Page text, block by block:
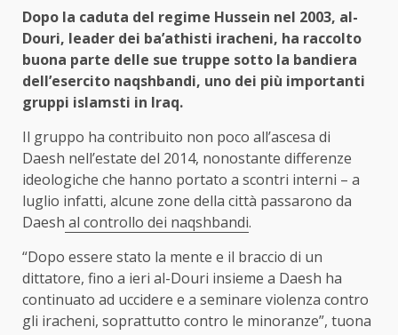
Dopo la caduta del regime Hussein nel 2003, al-
Douri, leader dei ba’athisti iracheni, ha raccolto
buona parte delle sue truppe sotto la bandiera
dell’esercito naqshbandi, uno dei più importanti
gruppi islamsti in Iraq.
Il gruppo ha contribuito non poco all’ascesa di
Daesh nell’estate del 2014, nonostante differenze
ideologiche che hanno portato a scontri interni – a
luglio infatti, alcune zone della città passarono da
Daesh al controllo dei naqshbandi.
“Dopo essere stato la mente e il braccio di un
dittatore, fino a ieri al-Douri insieme a Daesh ha
continuato ad uccidere e a seminare violenza contro
gli iracheni, soprattutto contro le minoranze”, tuona